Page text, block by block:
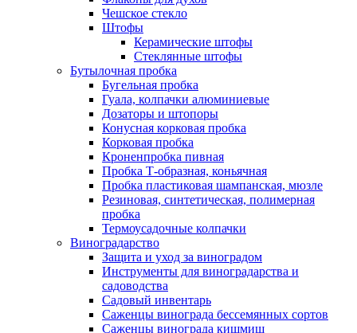
Чешское стекло
Штофы
Керамические штофы
Стеклянные штофы
Бутылочная пробка
Бугельная пробка
Гуала, колпачки алюминиевые
Дозаторы и штопоры
Конусная корковая пробка
Корковая пробка
Кроненпробка пивная
Пробка Т-образная, коньячная
Пробка пластиковая шампанская, мюзле
Резиновая, синтетическая, полимерная
пробка
Термоусадочные колпачки
Виноградарство
Защита и уход за виноградом
Инструменты для виноградарства и
садоводства
Садовый инвентарь
Саженцы винограда бессемянных сортов
Саженцы винограда кишмиш